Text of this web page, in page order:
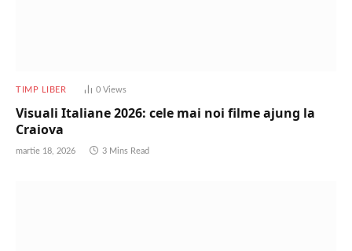
TIMP LIBER 0 Views
Visuali Italiane 2026: cele mai noi filme ajung la
Craiova
martie 18, 2026 3 Mins Read